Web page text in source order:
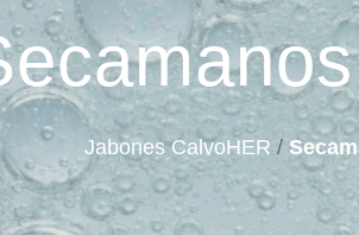
Jabones CalvoHER /